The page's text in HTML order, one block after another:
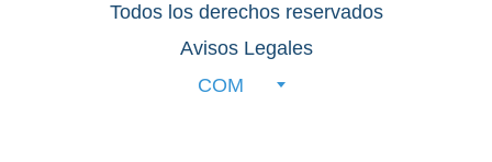
Todos los derechos reservados
Avisos Legales